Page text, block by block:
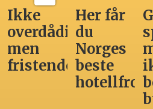
Ikke
overdådig,
men
fristende
Her får
du
Norges
beste